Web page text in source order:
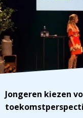
Jongeren kiezen